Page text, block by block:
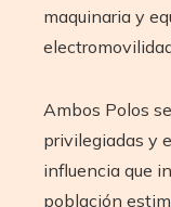
maquinaria y
Ambos Polos
privilegiadas y
influencia que
población